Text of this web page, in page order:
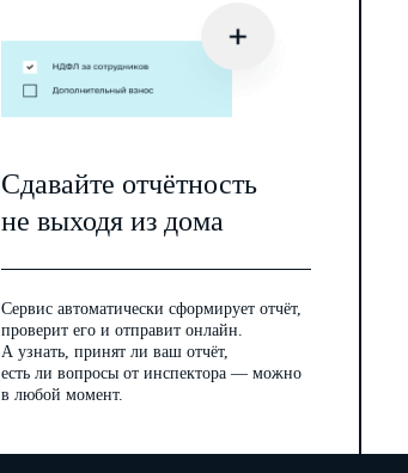
Сдавайте отчётность
не выходя из дома
Сервис автоматически сформирует отчёт,
проверит его и отправит онлайн.
А узнать, принят ли ваш отчёт,
есть ли вопросы от инспектора — можно
в любой момент.